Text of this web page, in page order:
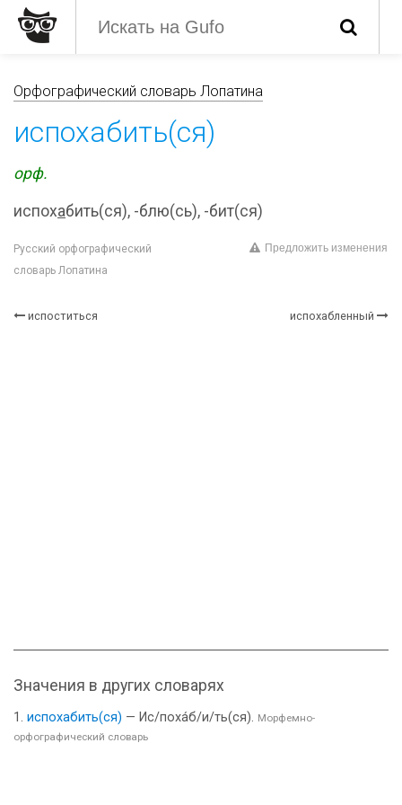
Орфографический словарь Лопатина
испохабить(ся)
орф.
испохабить(ся), -блю(сь), -бит(ся)
Русский орфографический
словарь Лопатина
Предложить изменения
испоститься испохабленный
Значения в других словарях
испохабить(ся) — Ис/поха́б/и/ть(ся). Морфемно-
орфографический словарь